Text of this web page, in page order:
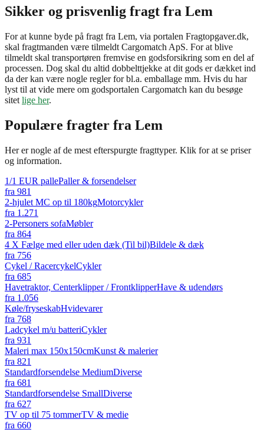
Sikker og prisvenlig fragt fra Lem
For at kunne byde på fragt fra Lem, via portalen Fragtopgaver.dk,
skal fragtmanden være tilmeldt Cargomatch ApS. For at blive
tilmeldt skal transportøren fremvise en godsforsikring som en del af
processen. Dog skal du altid dobbelttjekke at dit gods er dækket ind
da der kan være nogle regler for bl.a. emballage mm. Hvis du har
lyst til at vide mere om godsportalen Cargomatch kan du besøge
sitet lige her.
Populære fragter fra Lem
Her er nogle af de mest efterspurgte fragttyper. Klik for at se priser
og information.
1/1 EUR pallePaller & forsendelser
fra 981
2-hjulet MC op til 180kgMotorcykler
fra 1.271
2-Personers sofaMøbler
fra 864
4 X Fælge med eller uden dæk (Til bil)Bildele & dæk
fra 756
Cykel / RacercykelCykler
fra 685
Havetraktor, Centerklipper / FrontklipperHave & udendørs
fra 1.056
Køle/fryseskabHvidevarer
fra 768
Ladcykel m/u batteriCykler
fra 931
Maleri max 150x150cmKunst & malerier
fra 821
Standardforsendelse MediumDiverse
fra 681
Standardforsendelse SmallDiverse
fra 627
TV op til 75 tommerTV & medie
fra 660